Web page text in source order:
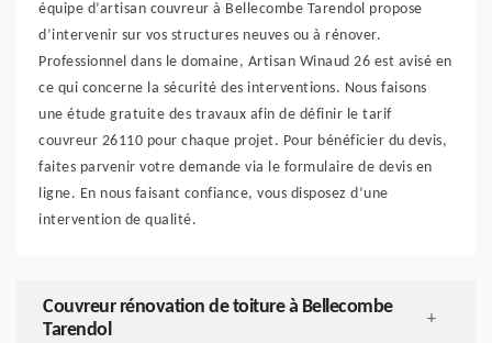
équipe d’artisan couvreur à Bellecombe Tarendol propose
d’intervenir sur vos structures neuves ou à rénover.
Professionnel dans le domaine, Artisan Winaud 26 est avisé en
ce qui concerne la sécurité des interventions. Nous faisons
une étude gratuite des travaux afin de définir le tarif
couvreur 26110 pour chaque projet. Pour bénéficier du devis,
faites parvenir votre demande via le formulaire de devis en
ligne. En nous faisant confiance, vous disposez d’une
intervention de qualité.
Couvreur rénovation de toiture à Bellecombe
Tarendol
+